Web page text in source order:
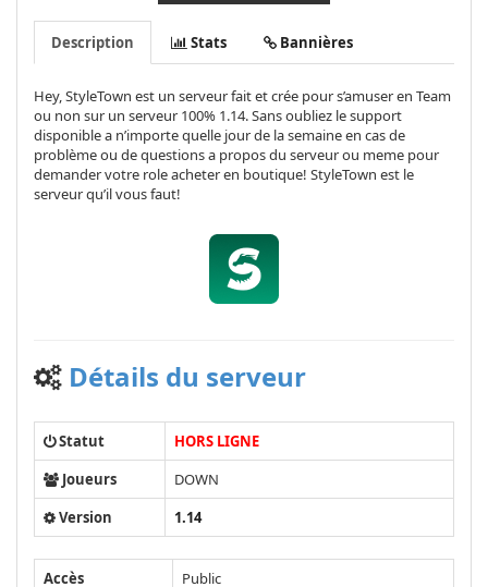
Description Stats Bannières
Hey, StyleTown est un serveur fait et crée pour s’amuser en Team
ou non sur un serveur 100% 1.14. Sans oubliez le support
disponible a n’importe quelle jour de la semaine en cas de
problème ou de questions a propos du serveur ou meme pour
demander votre role acheter en boutique! StyleTown est le
serveur qu’il vous faut!
Détails du serveur
Statut
HORS LIGNE
Joueurs
DOWN
Version
1.14
Accès Public